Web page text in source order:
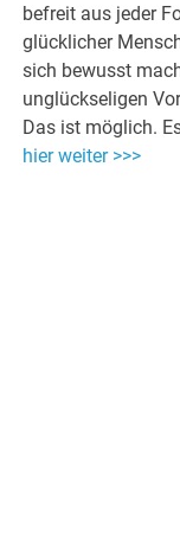
befreit aus jeder
glücklicher
sich bewusst
unglückseligen
Das ist möglich.
hier weiter >>>